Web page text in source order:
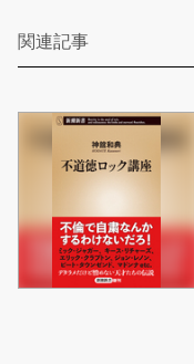
関連記事